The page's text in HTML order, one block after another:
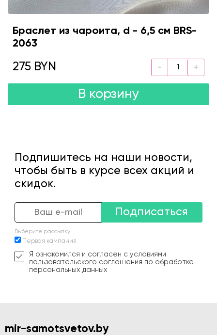
Браслет из чароита, d - 6,5 см BRS-
2063
275 BYN
В корзину
Подпишитесь на наши новости,
чтобы быть в курсе всех акций и
скидок.
Подписаться
Выберите рассылку
Первая кампания
Я ознакомился и согласен с условиями
пользовательского соглашения по обработке
персональных данных
mir-samotsvetov.by